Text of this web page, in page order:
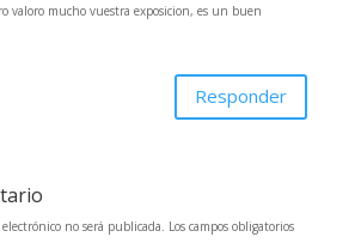
valoro mucho vuestra exposicion, es un buen
Responder
no será publicada. Los campos obligatorios